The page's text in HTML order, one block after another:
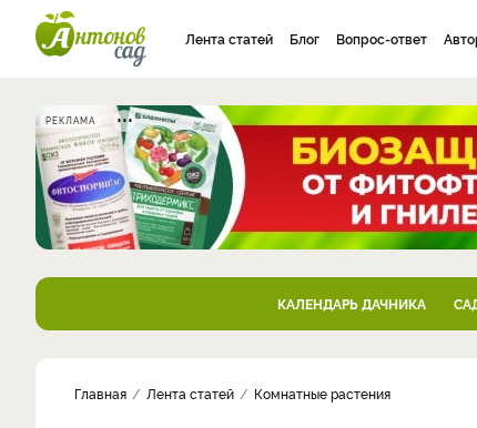
Лента статей Блог Вопрос-ответ
РЕКЛАМА
КАЛЕНДАРЬ ДАЧНИКА
Главная Лента статей Комнатные растения